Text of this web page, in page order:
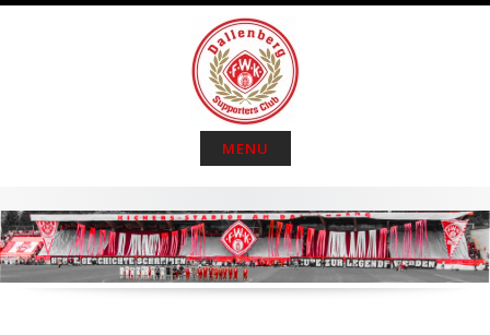
t
e
n
MENU